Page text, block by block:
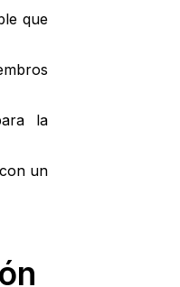
que
la
un